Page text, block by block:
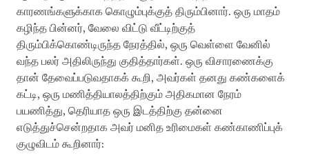
காரணங்களுக்காக கொழும்புக்குத் திரும்பினார். ஒரு மாதம்
கழிந்த பின்னர், வேலை விட்டு வீட்டிற்குத்
திரும்பிக்கொண்டிருந்த நேரத்தில், ஒரு வெள்ளை வேனில்
வந்த பலர் அதிலிருந்து குதித்தார்கள். ஒரு விசாரணைக்கு
தான் தேவைப்படுவதாகக் கூறி, அவர்கள் தனது கண்களைக்
கட்டி, ஒரு மணித்தியாலத்திற்கும் அதிகமான நேரம்
பயணித்து, தெரியாத ஒரு இடத்திற்கு தன்னை
எடுத்துச்சென்றதாக அவர் மனித உரிமைகள் கண்காணிப்புக்
குழுவிடம் கூறினார்: